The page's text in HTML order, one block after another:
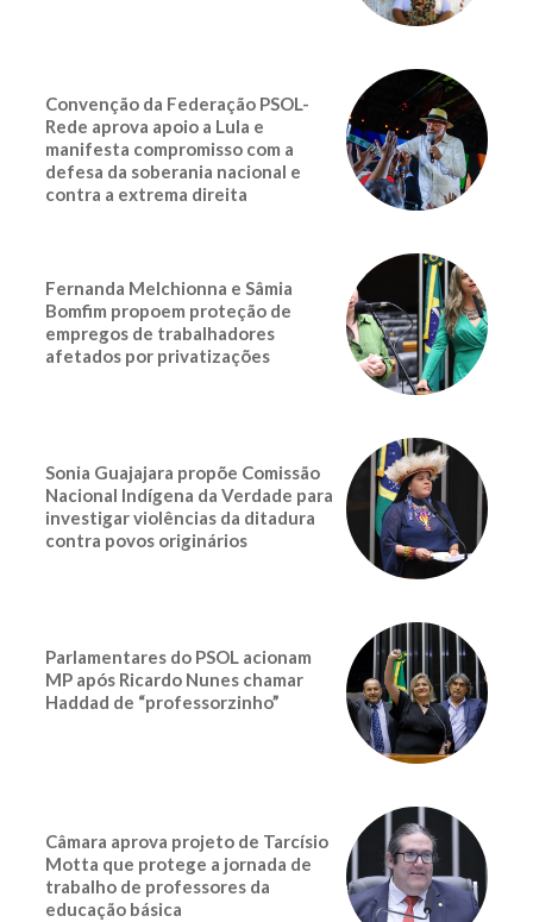
Convenção da Federação PSOL-
Rede aprova apoio a Lula e
manifesta compromisso com a
defesa da soberania nacional e
contra a extrema direita
Fernanda Melchionna e Sâmia
Bomfim propoem proteção de
empregos de trabalhadores
afetados por privatizações
Sonia Guajajara propõe Comissão
Nacional Indígena da Verdade para
investigar violências da ditadura
contra povos originários
Parlamentares do PSOL acionam
MP após Ricardo Nunes chamar
Haddad de “professorzinho”
Câmara aprova projeto de Tarcísio
Motta que protege a jornada de
trabalho de professores da
educação básica